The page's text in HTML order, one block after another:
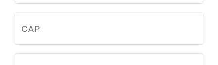
CAP